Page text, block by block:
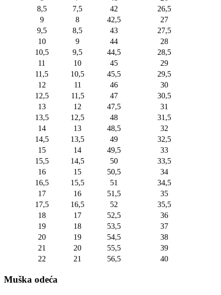
8,5
7,5 42
26,5
9
8 42,5
27
9,5
8,5 43
27,5
10
9 44
28
10,5
9,5 44,5
28,5
11
10 45
29
11,5
10,5 45,5
29,5
12
11 46
30
12,5
11,5 47
30,5
13
12 47,5
31
13,5
12,5 48
31,5
14
13 48,5
32
14,5
13,5 49
32,5
15
14 49,5
33
15,5
14,5 50
33,5
16
15 50,5
34
16,5
15,5 51
34,5
17
16 51,5
35
17,5
16,5 52
35,5
18
17 52,5
36
19
18 53,5
37
20
19 54,5
38
21
20 55,5
39
22
21 56,5 40
Muška odeća